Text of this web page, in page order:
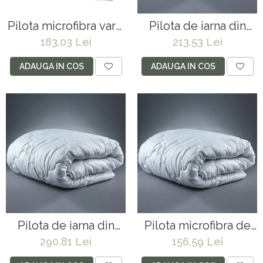
Pilota microfibra vara,
200x220 cm,
hipoalergenica,
usoara, umplutura
bilute siliconizate,
lavabila la 95°C, alb
183,03 Lei
ADAUGA IN COS
Pilota de iarna din
bumbac, 150x200 cm,
bilute siliconizate,
densitate 400 g/m²,
lavabila la 95°C, alb
213,53 Lei
ADAUGA IN COS
Pilota de iarna din
bumbac, 200x220 cm,
matlasata, umplutura
290,81 Lei
Pilota microfibra de
iarna 140x200 cm,
matlasata, umplutura
156,59 Lei